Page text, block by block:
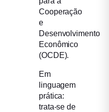
Cooperação
e
Desenvolvimento
Econômico
(OCDE).
Em
linguagem
prática:
trata-se de